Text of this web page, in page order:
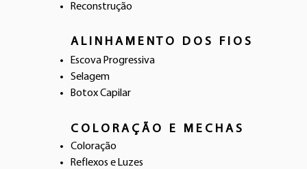
Reconstrução
A L I N H A M E N T O D O S F I O S
Escova Progressiva
Selagem
Botox Capilar
C O L O R A Ç Ã O E M E C H A S
Coloração
Reflexos e Luzes